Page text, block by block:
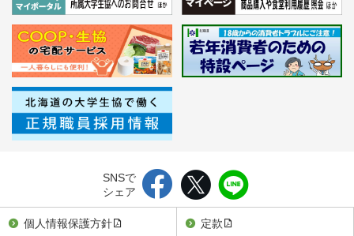
SNSで
シェア
個人情報保護方針
定款